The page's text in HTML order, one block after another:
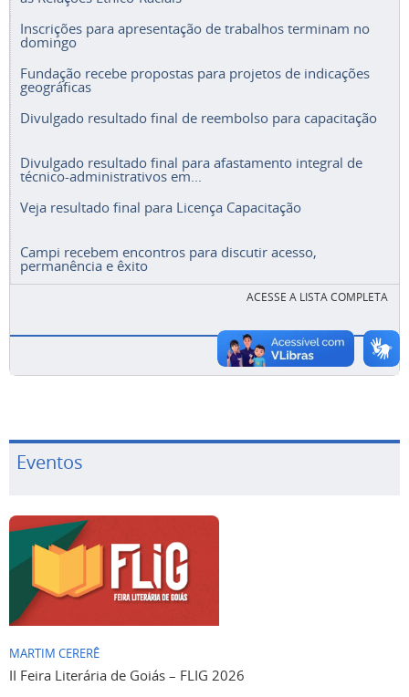
Inscrições para apresentação de trabalhos terminam no
domingo
Fundação recebe propostas para projetos de indicações
geográficas
Divulgado resultado final de reembolso para capacitação
Divulgado resultado final para afastamento integral de
técnico-administrativos em...
Veja resultado final para Licença Capacitação
Campi recebem encontros para discutir acesso,
permanência e êxito
ACESSE A LISTA COMPLETA
Eventos
MARTIM CERERÊ
II Feira Literária de Goiás – FLIG 2026